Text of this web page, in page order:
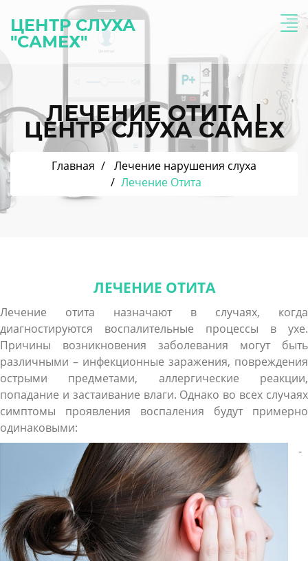
ЦЕНТР СЛУХА
"САМЕХ"
ЛЕЧЕНИЕ ОТИТА |
ЦЕНТР СЛУХА САМЕХ
Главная
Лечение нарушения слуха
Лечение Отита
ЛЕЧЕНИЕ ОТИТА
Лечение отита назначают в случаях, когда
диагностируются воспалительные процессы в ухе.
Причины возникновения заболевания могут быть
различными – инфекционные заражения, повреждения
острыми предметами, аллергические реакции,
попадание и застаивание влаги. Однако во всех случаях
симптомы проявления воспаления будут примерно
одинаковыми:
-